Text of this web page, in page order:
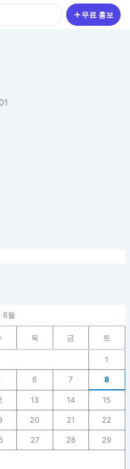
8월
목 금 토
1
6 7 8
13 14 15
20 21 22
27 28 29
무료 홍보